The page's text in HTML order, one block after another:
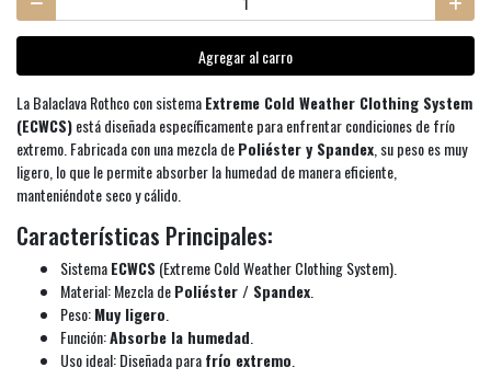
Agregar al carro
La Balaclava Rothco con sistemaExtreme Cold Weather Clothing System
(ECWCS)está diseñada específicamente para enfrentar condiciones de frío
extremo. Fabricada con una mezcla dePoliéster y Spandex , su peso es muy
ligero, lo que le permite absorber la humedad de manera eficiente,
manteniéndote seco y cálido.
Características Principales:
SistemaECWCS (Extreme Cold Weather Clothing System).
Material: Mezcla dePoliéster / Spandex
Peso:Muy ligero
Función:Absorbe la humedad
Uso ideal: Diseñada parafrío extremo